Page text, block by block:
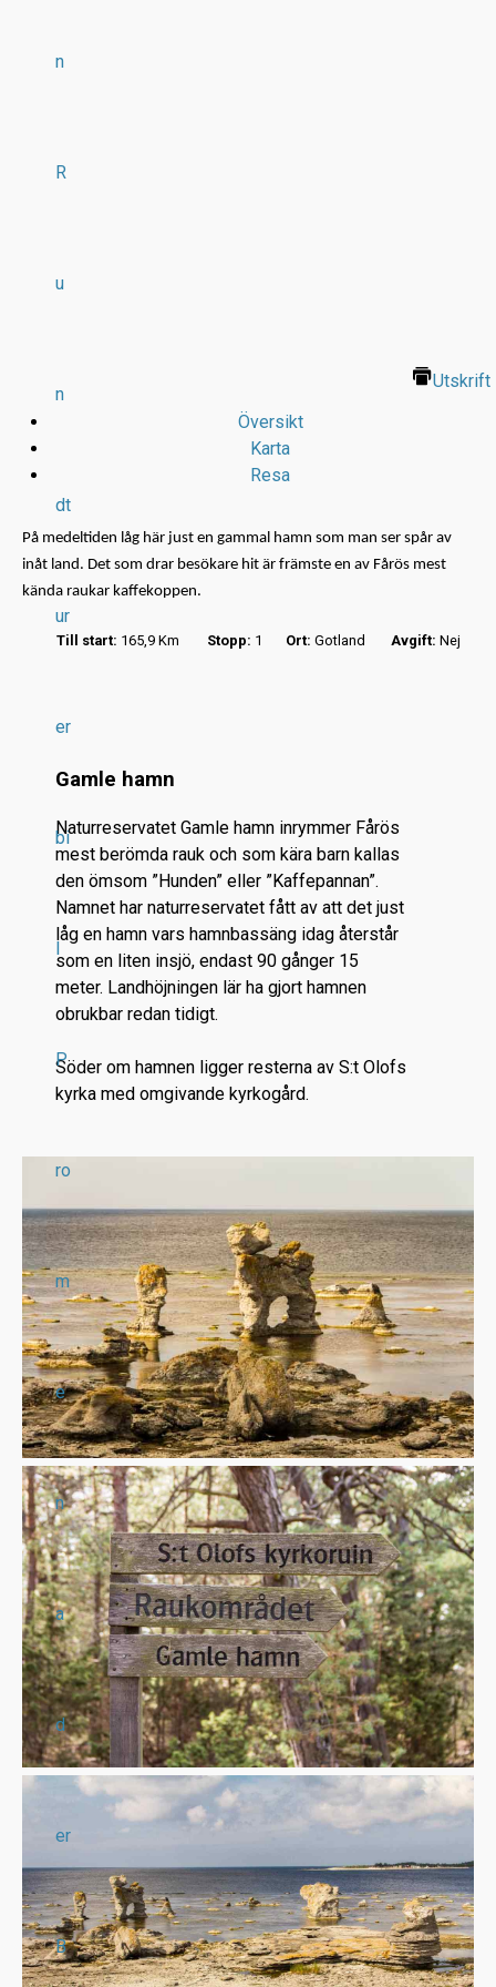
n
R
u
n
dt
ur
er
bi
l
P
ro
m
e
n
a
d
er
B
Utskrift
Översikt
Karta
Resa
På medeltiden låg här just en gammal hamn som man ser spår av
inåt land. Det som drar besökare hit är främste en av Fårös mest
kända raukar kaffekoppen.
Till start: 165,9 Km Stopp: 1 Ort: Gotland Avgift: Nej
Gamle hamn
Naturreservatet Gamle hamn inrymmer Fårös
mest berömda rauk och som kära barn kallas
den ömsom ”Hunden” eller ”Kaffepannan”.
Namnet har naturreservatet fått av att det just
låg en hamn vars hamnbassäng idag återstår
som en liten insjö, endast 90 gånger 15
meter. Landhöjningen lär ha gjort hamnen
obrukbar redan tidigt.
Söder om hamnen ligger resterna av S:t Olofs
kyrka med omgivande kyrkogård.